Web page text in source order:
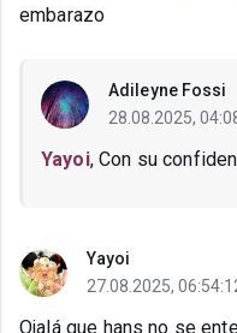
embarazo
Adileyne Fossi
28.08.2025,
Yayoi, Con su
Yayoi
27.08.2025,
Ojalá que hans no se